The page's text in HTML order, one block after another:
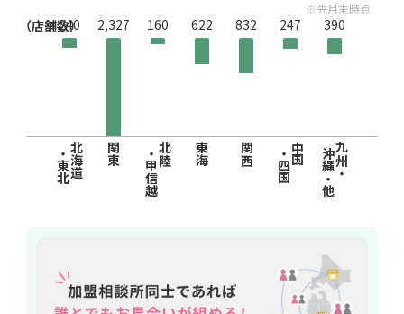
※先月末時点
240 2,327 160 622 832 247 390
（店舗数）
・東北北海道 関東 ・甲信越北陸 東海 関西 ・四国中国 沖縄・他九州・